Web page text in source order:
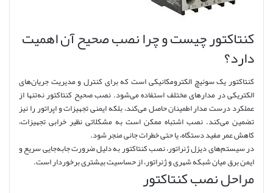
کنتاکتور چیست و چرا نصب صحیح آن اهمیت
دارد؟
کنتاکتور یک سوئیچ الکترومکانیکی است که برای کنترل و مدیریت جریان‌های
الکتریکی در مدارهای مختلف استفاده می‌شود. نصب صحیح کنتاکتور نه‌تنها از
عملکرد درست مدار اطمینان حاصل می‌کند، بلکه ایمنی تجهیزات و اپراتور را نیز
تضمین می‌کند. نصب اشتباه ممکن است به مشکلاتی نظیر خرابی تجهیزات،
کاهش عمر مفید دستگاه، یا حتی خطرات جانی منجر شود.
در سیستم‌های دیزل ژنراتور، نصب کنتاکتور به دلیل ضرورت جابه‌جایی سریع و
ایمن برق میان شبکه شهری و ژنراتور، از حساسیت بیشتری برخوردار است.
مراحل نصب کنتاکتور